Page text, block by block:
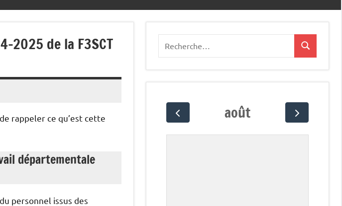
2025 de la F3SCT
rappeler ce qu’est cette
départementale
personnel issus des
:
Recherche
août